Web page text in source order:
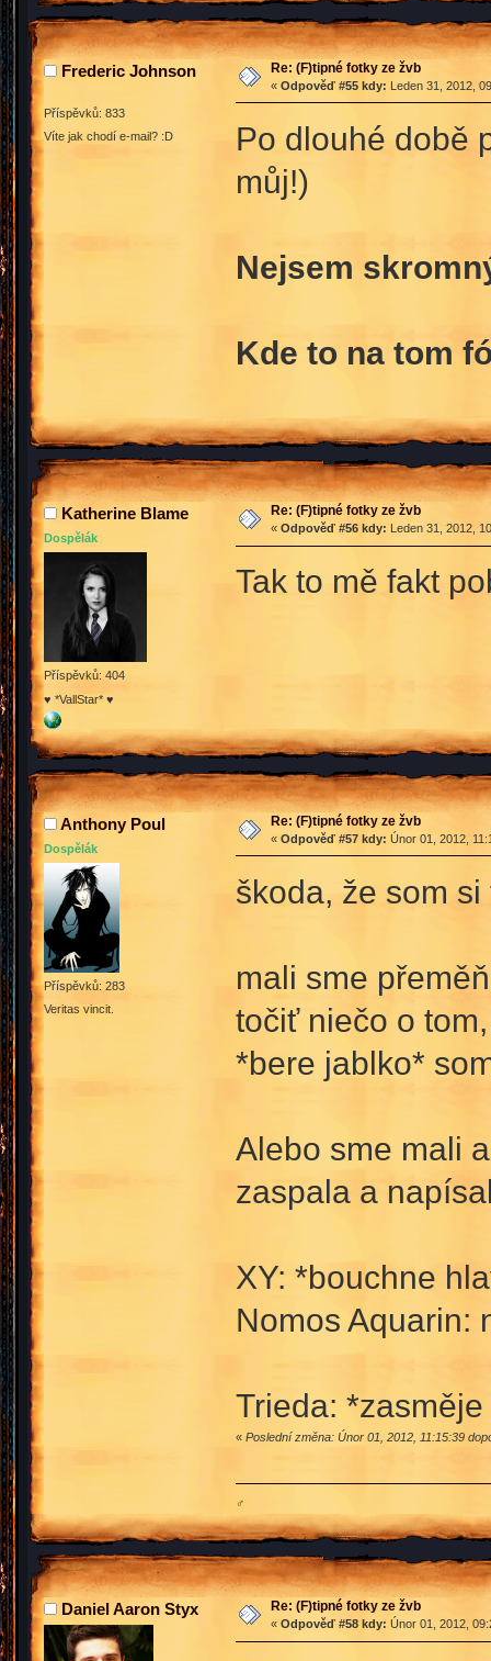
Frederic Johnson
Příspěvků: 833
Víte jak chodí e-mail? :D
Re: (F)tipné fotky ze žvb
« Odpověď #55 kdy: Leden 31, 2012,
Po dlouhé době
můj!)
Nejsem
Kde to na tom
Katherine Blame
Dospělák
Příspěvků: 404
♥ *VallStar* ♥
Re: (F)tipné fotky ze žvb
« Odpověď #56 kdy: Leden 31, 2012,
Tak to mě fakt
Anthony Poul
Dospělák
Příspěvků: 283
Veritas vincit.
Re: (F)tipné fotky ze žvb
« Odpověď #57 kdy: Únor 01, 2012,
škoda, že som
mali sme
točiť niečo o
*bere jablko*
Alebo sme mali
zaspala a
XY: *bouchne
Nomos Aquarin:
Trieda: *zasměje
« Poslední změna: Únor 01, 2012, 11:15:39
♂
Daniel Aaron Styx Re: (F)tipné fotky ze žvb
« Odpověď #58 kdy: Únor 01, 2012,